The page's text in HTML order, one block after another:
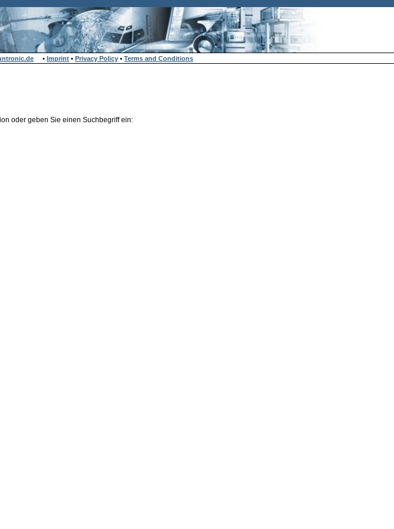
• Imprint • Privacy Policy • Terms and Conditions
oder geben Sie einen Suchbegriff ein: